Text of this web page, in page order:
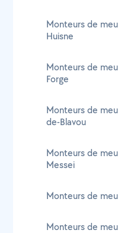
Monteurs de
Huisne
Monteurs de
Forge
Monteurs de
de-Blavou
Monteurs de
Messei
Monteurs de
Monteurs de